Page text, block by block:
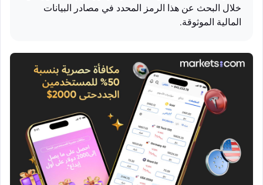
خلال البحث عن هذا الرمز المحدد في مصادر البيانات
المالية الموثوقة.